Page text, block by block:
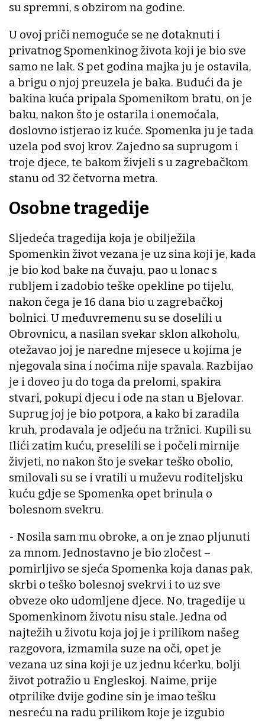
su spremni, s obzirom na godine.
U ovoj priči nemoguće se ne dotaknuti i
privatnog Spomenkinog života koji je bio sve
samo ne lak. S pet godina majka ju je ostavila,
a brigu o njoj preuzela je baka. Budući da je
bakina kuća pripala Spomenikom bratu, on je
baku, nakon što je ostarila i onemoćala,
doslovno istjerao iz kuće. Spomenka ju je tada
uzela pod svoj krov. Zajedno sa suprugom i
troje djece, te bakom živjeli s u zagrebačkom
stanu od 32 četvorna metra.
Osobne tragedije
Sljedeća tragedija koja je obilježila
Spomenkin život vezana je uz sina koji je, kada
je bio kod bake na čuvaju, pao u lonac s
rubljem i zadobio teške opekline po tijelu,
nakon čega je 16 dana bio u zagrebačkoj
bolnici. U međuvremenu su se doselili u
Obrovnicu, a nasilan svekar sklon alkoholu,
otežavao joj je naredne mjesece u kojima je
njegovala sina i noćima nije spavala. Razbijao
je i doveo ju do toga da prelomi, spakira
stvari, pokupi djecu i ode na stan u Bjelovar.
Suprug joj je bio potpora, a kako bi zaradila
kruh, prodavala je odjeću na tržnici. Kupili su
Ilići zatim kuću, preselili se i počeli mirnije
živjeti, no nakon što je svekar teško obolio,
smilovali su se i vratili u muževu roditeljsku
kuću gdje se Spomenka opet brinula o
bolesnom svekru.
- Nosila sam mu obroke, a on je znao pljunuti
za mnom. Jednostavno je bio zločest –
pomirljivo se sjeća Spomenka koja danas pak,
skrbi o teško bolesnoj svekrvi i to uz sve
obveze oko udomljene djece. No, tragedije u
Spomenkinom životu nisu stale. Jedna od
najtežih u životu koja joj je i prilikom našeg
razgovora, izmamila suze na oči, opet je
vezana uz sina koji je uz jednu kćerku, bolji
život potražio u Engleskoj. Naime, prije
otprilike dvije godine sin je imao tešku
nesreću na radu prilikom koje je izgubio